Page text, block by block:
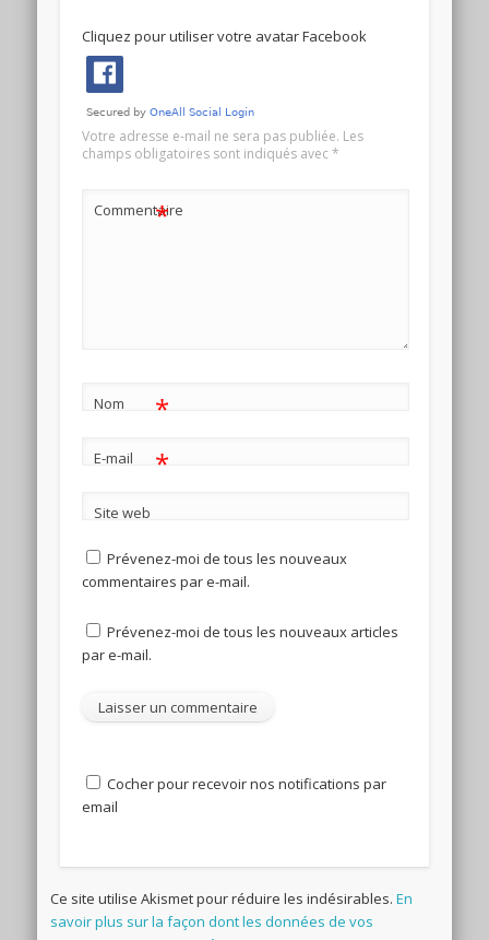
Cliquez pour utiliser votre avatar Facebook
Votre adresse e-mail ne sera pas publiée. Les
champs obligatoires sont indiqués avec*
Commentaire
*
Nom *
E-mail *
Site web
Prévenez-moi de tous les nouveaux
commentaires par e-mail.
Prévenez-moi de tous les nouveaux articles
par e-mail.
Cocher pour recevoir nos notifications par
email
Ce site utilise Akismet pour réduire les indésirables.En
savoir plus sur la façon dont les données de vos